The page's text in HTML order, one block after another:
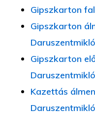
Gipszkarton
Gipszkarton
Gipszkarton
Kazettás